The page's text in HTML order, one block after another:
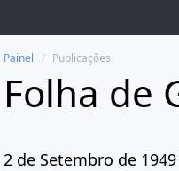
Painel Publicações
Folha de
2 de Setembro de 1949